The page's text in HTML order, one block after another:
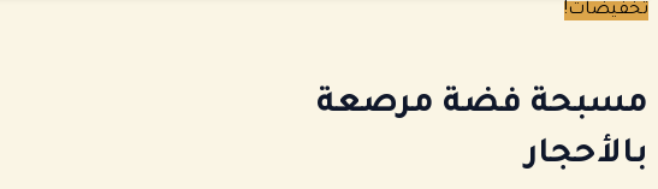
تخفيضات!
مسبحة فضة مرصعة
بالأحجار